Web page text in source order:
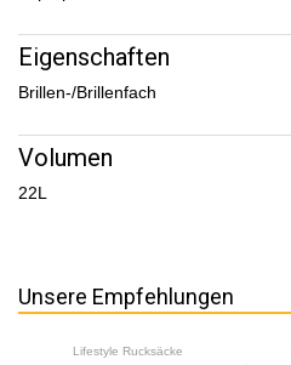
Eigenschaften
Brillen-/Brillenfach
Volumen
22L
Unsere Empfehlungen
Lifestyle Rucksäcke